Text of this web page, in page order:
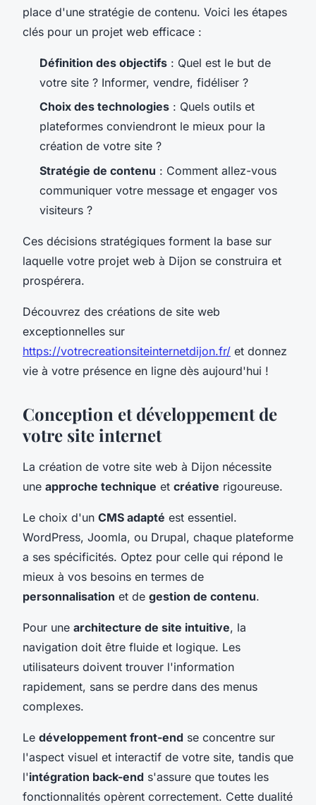
place d'une stratégie de contenu. Voici les étapes
clés pour un projet web efficace :
Définition des objectifs : Quel est le but de
votre site ? Informer, vendre, fidéliser ?
Choix des technologies : Quels outils et
plateformes conviendront le mieux pour la
création de votre site ?
Stratégie de contenu : Comment allez-vous
communiquer votre message et engager vos
visiteurs ?
Ces décisions stratégiques forment la base sur
laquelle votre projet web à Dijon se construira et
prospérera.
Découvrez des créations de site web
exceptionnelles sur
https://votrecreationsiteinternetdijon.fr/ et donnez
vie à votre présence en ligne dès aujourd'hui !
Conception et développement de
votre site internet
La création de votre site web à Dijon nécessite
une approche technique et créative rigoureuse.
Le choix d'un CMS adapté est essentiel.
WordPress, Joomla, ou Drupal, chaque plateforme
a ses spécificités. Optez pour celle qui répond le
mieux à vos besoins en termes de
personnalisation et de gestion de contenu.
Pour une architecture de site intuitive, la
navigation doit être fluide et logique. Les
utilisateurs doivent trouver l'information
rapidement, sans se perdre dans des menus
complexes.
Le développement front-end se concentre sur
l'aspect visuel et interactif de votre site, tandis que
l'intégration back-end s'assure que toutes les
fonctionnalités opèrent correctement. Cette dualité